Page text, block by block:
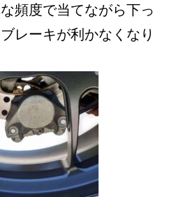
頻度で当てながら下っ
レーキが利かなくなり